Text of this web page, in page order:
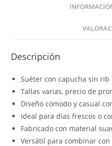
Descripción
Suéter con capucha sin
Tallas varias, precio de
Diseño cómodo y casual
Ideal para días frescos o
Fabricado con material
Versátil para combinar